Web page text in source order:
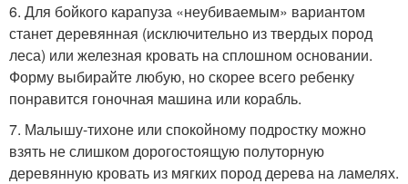
6. Для бойкого карапуза «неубиваемым» вариантом
станет деревянная (исключительно из твердых пород
леса) или железная кровать на сплошном основании.
Форму выбирайте любую, но скорее всего ребенку
понравится гоночная машина или корабль.
7. Малышу-тихоне или спокойному подростку можно
взять не слишком дорогостоящую полуторную
деревянную кровать из мягких пород дерева на ламелях.